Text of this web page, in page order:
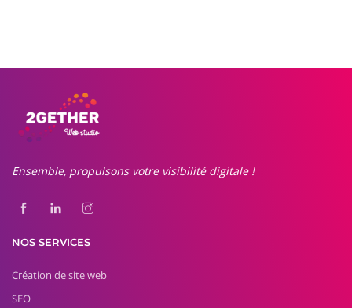
Ensemble, propulsons votre visibilité digitale !
NOS SERVICES
Création de site web
SEO